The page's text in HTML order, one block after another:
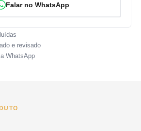
Falar no WhatsApp
e revisado
WhatsApp